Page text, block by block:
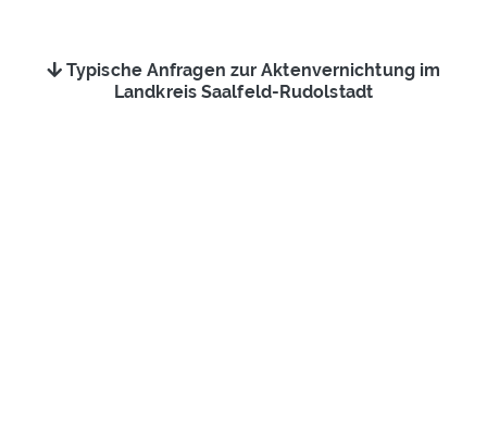
Typische Anfragen zur Aktenvernichtung im
Landkreis Saalfeld-Rudolstadt